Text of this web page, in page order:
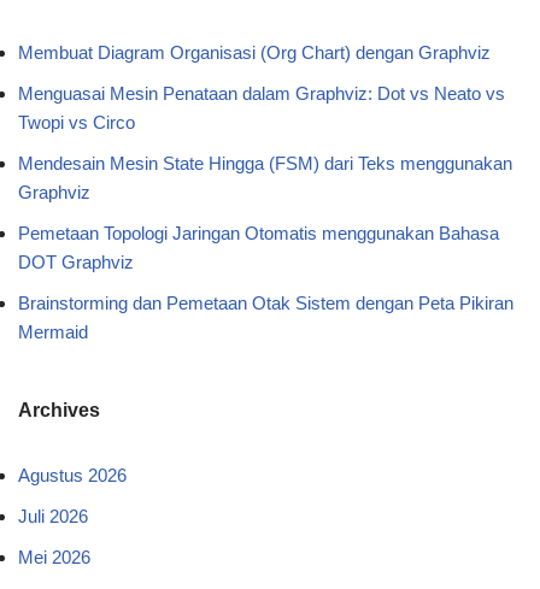
Membuat Diagram Organisasi (Org Chart) dengan Graphviz
Menguasai Mesin Penataan dalam Graphviz: Dot vs Neato vs
Twopi vs Circo
Mendesain Mesin State Hingga (FSM) dari Teks menggunakan
Graphviz
Pemetaan Topologi Jaringan Otomatis menggunakan Bahasa
DOT Graphviz
Brainstorming dan Pemetaan Otak Sistem dengan Peta Pikiran
Mermaid
Archives
Agustus 2026
Juli 2026
Mei 2026